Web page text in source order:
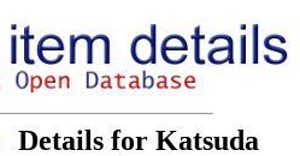
Details for Katsuda